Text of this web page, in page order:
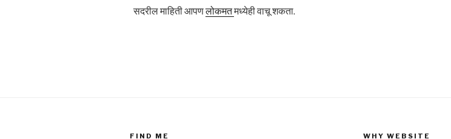
सदरील माहिती आपणलोकमतमध्येही वाचू शकता.
FIND ME WHY WEBSITE